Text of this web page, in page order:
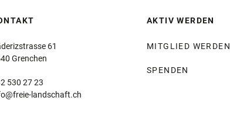
61
Grenchen
530 27 23
landschaft.ch
AKTIV WERDEN
MITGLIED WERDEN
SPENDEN